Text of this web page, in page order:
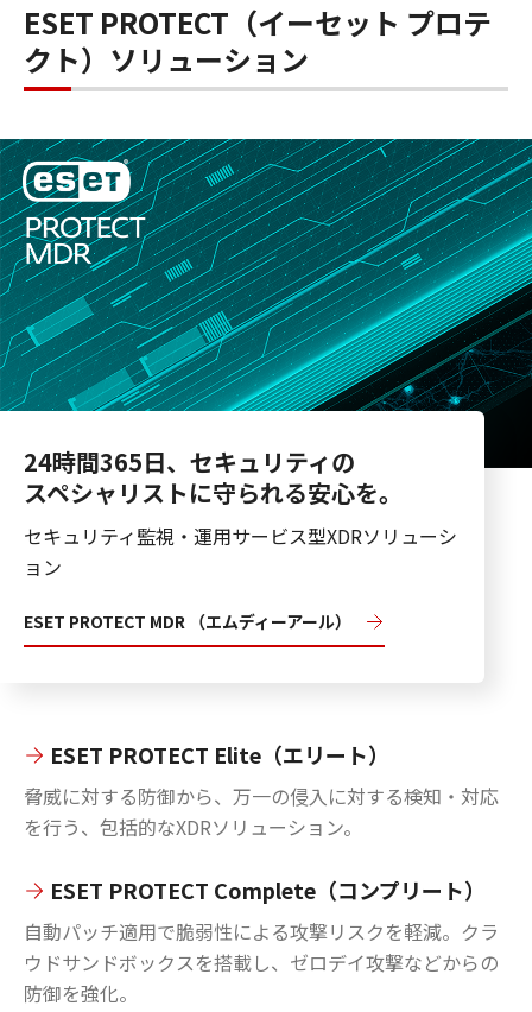
ESET PROTECT（イーセット プロテ
クト）ソリューション
24時間365日、セキュリティの
スペシャリストに守られる安心を。
セキュリティ監視・運用サービス型XDRソリューシ
ョン
ESET PROTECT MDR （エムディーアール）
ESET PROTECT Elite（エリート）
脅威に対する防御から、万一の侵入に対する検知・対応
を行う、包括的なXDRソリューション。
ESET PROTECT Complete（コンプリート）
自動パッチ適用で脆弱性による攻撃リスクを軽減。クラ
ウドサンドボックスを搭載し、ゼロデイ攻撃などからの
防御を強化。